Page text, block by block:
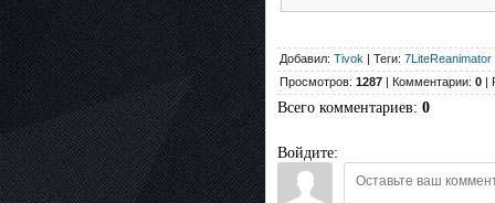
Добавил: Tivok | Теги:
Просмотров: 1287 | Комментарии: 0 |
Всего комментариев: 0
Войдите: